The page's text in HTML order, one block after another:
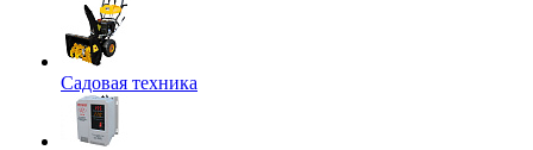
Садовая техника